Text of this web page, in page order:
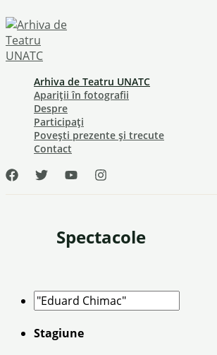
to
content
Arhiva de Teatru UNATC
Apariții în fotografii
Despre
Participați
Povești prezente și trecute
Contact
Spectacole
Stagiune